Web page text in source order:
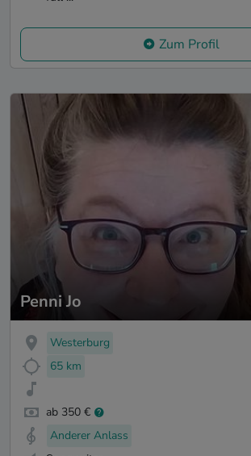
Zum Profil
Penni Jo
Westerburg
65 km
ab 350 €
Anderer Anlass